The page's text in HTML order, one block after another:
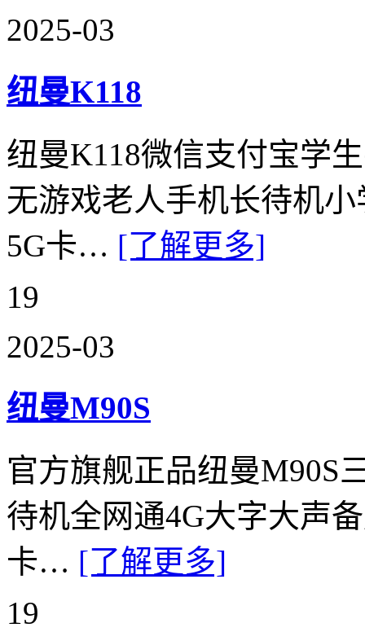
2025-03
纽曼K118
纽曼K118微信支付宝学
无游戏老人手机长待机
5G卡… [了解更多]
19
2025-03
纽曼M90S
官方旗舰正品纽曼M90S
待机全网通4G大字大声
卡… [了解更多]
19